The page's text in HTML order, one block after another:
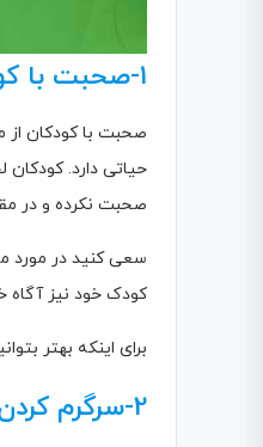
1-صحبت با کودک
صحبت با کودکان از
حیاتی دارد.
صحبت نکرده و در
سعی کنید در مورد
کودک خود نیز آگاه
برای اینکه بهتر
2-سرگرم کردن کودک